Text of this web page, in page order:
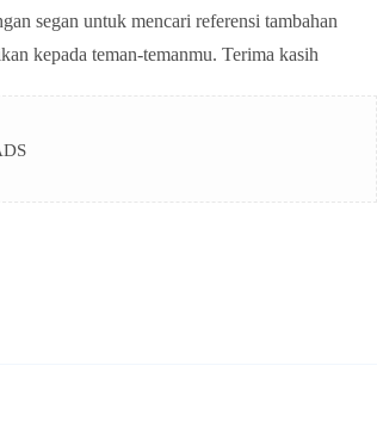
segan untuk mencari referensi tambahan
kepada teman-temanmu. Terima kasih